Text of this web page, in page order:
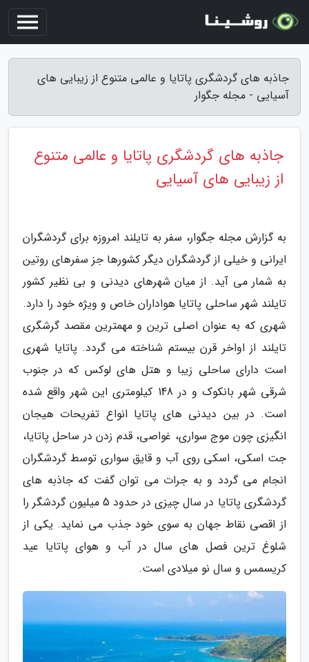
جاذبه های گردشگری پاتایا و عالمی متنوع از زیبایی های
آسیایی - مجله جگوار
جاذبه های گردشگری پاتایا و عالمی متنوع
از زیبایی های آسیایی
به گزارش مجله جگوار، سفر به تایلند امروزه برای گردشگران
ایرانی و خیلی از گردشگران دیگر کشورها جز سفرهای روتین
به شمار می آید. از میان شهرهای دیدنی و بی نظیر کشور
تایلند شهر ساحلی پاتایا هواداران خاص و ویژه خود را دارد.
شهری که به عنوان اصلی ترین و مهمترین مقصد گرشگری
تایلند از اواخر قرن بیستم شناخته می گردد. پاتایا شهری
است دارای ساحلی زیبا و هتل های لوکس که در جنوب
شرقی شهر بانکوک و در 148 کیلومتری این شهر واقع شده
است. در بین دیدنی های پاتایا انواع تفریحات هیجان
انگیزی چون موج سواری، غواصی، قدم زدن در ساحل پاتایا،
جت اسکی، اسکی روی آب و قایق سواری توسط گردشگران
انجام می گردد و به جرات می توان گفت که جاذبه های
گردشگری پاتایا در سال چیزی در حدود 5 میلیون گردشگر را
از اقصی نقاط جهان به سوی خود جذب می نماید. یکی از
شلوغ ترین فصل های سال در آب و هوای پاتایا عید
کریسمس و سال نو میلادی است.